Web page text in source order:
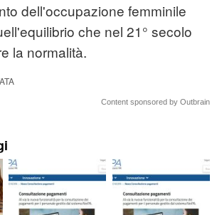
dell'occupazione femminile
che nel 21° secolo
la normalità.
Content sponsored by Outbrain